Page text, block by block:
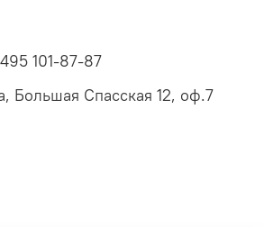
101-87-87
Большая Спасская 12, оф.7